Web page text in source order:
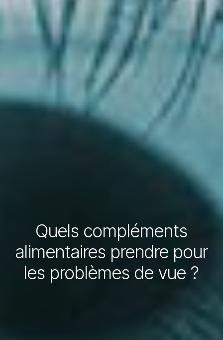
Quels compléments
alimentaires prendre pour
les problèmes de vue ?